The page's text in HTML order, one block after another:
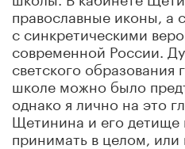
православные иконы, а
с синкретическими
современной России.
светского образования
школе можно было
однако я лично на это
Щетинина и его
принимать в целом, или